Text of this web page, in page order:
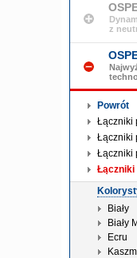
z
Powrót
Łączniki
Łączniki
Łączniki
Łączniki
Biały
Biały
Ecru